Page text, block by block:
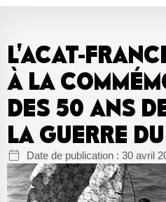
L’ACAT-
À LA
DES 50 ANS
LA GUERRE
Date de publication : 30 avril